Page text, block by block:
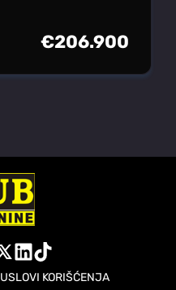
€206.900
USLOVI KORIŠĆENJA